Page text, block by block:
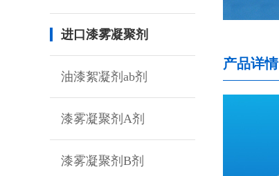
进口漆雾凝聚剂
油漆絮凝剂ab剂
漆雾凝聚剂A剂
漆雾凝聚剂B剂
产品详情